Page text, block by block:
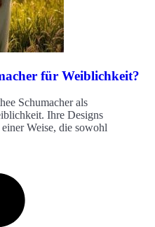
für Weiblichkeit?
Schumacher als
Ihre Designs
Weise, die sowohl